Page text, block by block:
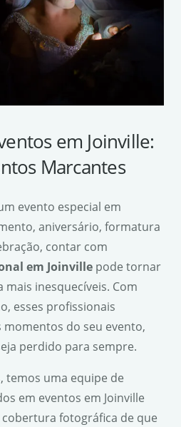
em Joinville:
Marcantes
evento especial em
aniversário, formatura
contar com
em Joinville pode tornar
inesquecíveis. Com
esses profissionais
do seu evento,
perdido para sempre.
temos uma equipe de
em eventos em Joinville
fotográfica de que